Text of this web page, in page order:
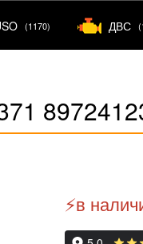
(1170) ДВС
⚡️в